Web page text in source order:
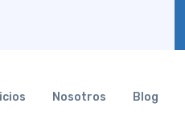
Nosotros Blog